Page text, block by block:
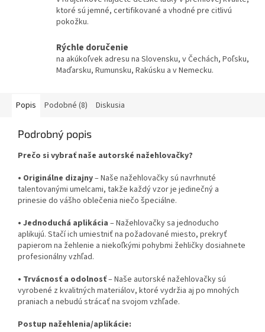
ktoré sú jemné, certifikované a vhodné pre citlivú
pokožku.
Rýchle doručenie
na akúkoľvek adresu na Slovensku, v Čechách, Poľsku,
Maďarsku, Rumunsku, Rakúsku a v Nemecku.
Popis Podobné (8) Diskusia
Podrobný popis
Prečo si vybrať naše autorské nažehlovačky?
• Originálne dizajny– Naše nažehlovačky sú navrhnuté
talentovanými umelcami, takže každý vzor je jedinečný a
prinesie do vášho oblečenia niečo špeciálne.
• Jednoduchá aplikácia – Nažehlovačky sa jednoducho
aplikujú. Stačí ich umiestniť na požadované miesto, prekryť
papierom na žehlenie a niekoľkými pohybmi žehličky dosiahnete
profesionálny vzhľad.
• Trvácnosť a odolnosť– Naše autorské nažehlovačky sú
vyrobené z kvalitných materiálov, ktoré vydržia aj po mnohých
praniach a nebudú strácať na svojom vzhľade.
Postup nažehlenia/aplikácie: